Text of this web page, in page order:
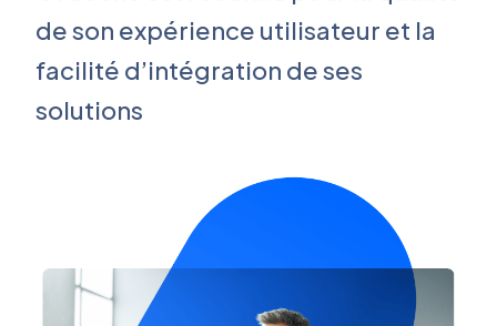
de son expérience utilisateur et la
facilité d’intégration de ses
solutions